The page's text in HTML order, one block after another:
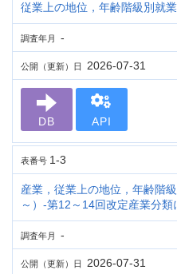
従業上の地位，年齢階級別就
調査年月 -
公開（更新）日 2026-07-31
DB API
表番号 1-3
産業，従業上の地位，年齢階
～）-第12～14回改定産業分類
調査年月 -
公開（更新）日 2026-07-31